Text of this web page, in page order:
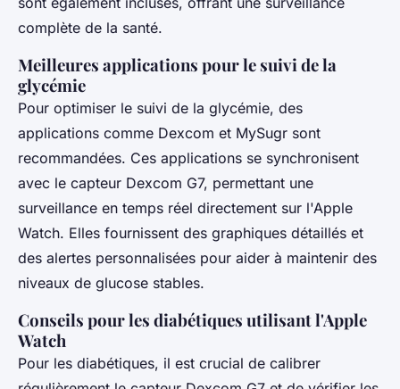
complète de la santé.
Meilleures applications pour le suivi de la
glycémie
Pour optimiser le suivi de la glycémie, des
applications comme Dexcom et MySugr sont
recommandées. Ces applications se synchronisent
avec le capteur Dexcom G7, permettant une
surveillance en temps réel directement sur l'Apple
Watch. Elles fournissent des graphiques détaillés et
des alertes personnalisées pour aider à maintenir des
niveaux de glucose stables.
Conseils pour les diabétiques utilisant l'Apple
Watch
Pour les diabétiques, il est crucial de calibrer